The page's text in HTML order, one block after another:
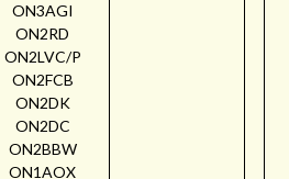
ON3AGI
ON2RD
ON2LVC/P
ON2FCB
ON2DK
ON2DC
ON2BBW
ON1AOX